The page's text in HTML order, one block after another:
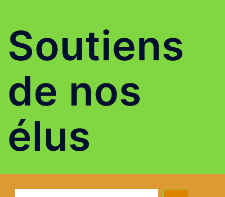
Soutiens
de nos
élus